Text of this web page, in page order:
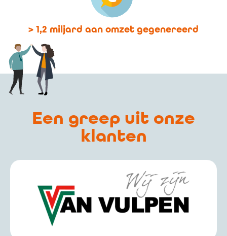
> 1,2 miljard aan omzet gegenereerd
Een greep uit onze
klanten